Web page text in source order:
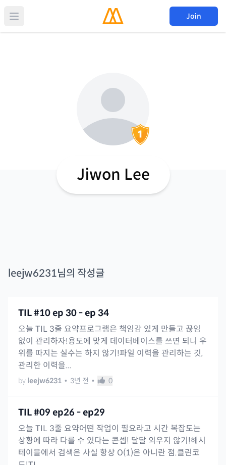
Join
Jiwon Lee
leejw6231님의 작성글
TIL #10 ep 30 - ep 34
오늘 TIL 3줄 요약프로그램은 책임감 있게 만들고 끊임
없이 관리하자!용도에 맞게 데이터베이스를 쓰면 되니 우
위를 따지는 실수는 하지 않기!파일 이력을 관리하는 깃,
관리한 이력을...
by leejw6231 • 3년 전 • 0
TIL #09 ep26 - ep29
오늘 TIL 3줄 요약어떤 작업이 필요라고 시간 복잡도는
상황에 따라 다를 수 있다는 콘셉! 달달 외우지 않기!해시
테이블에서 검색은 사실 항상 O(1)은 아니란 점.클린코